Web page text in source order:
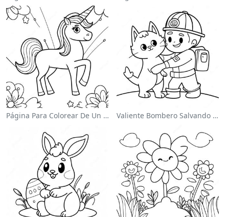
Página Para Colorear De Un Unicornio Mágico En Un Arcoíris Valiente Bombero Salvando Un Gato Para Colorear